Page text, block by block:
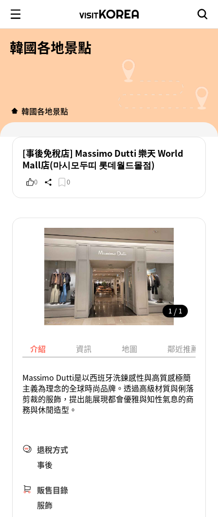
韓國各地景點
韓國各地景點
[事後免稅店] Massimo Dutti 樂天 World
Mall店(마시모두띠 롯데월드몰점)
0 0
1 / 1
介紹 資訊 地圖 鄰近推薦景點
Massimo Dutti是以西班牙洗鍊感性與高質感極簡
主義為理念的全球時尚品牌。透過高級材質與俐落
剪裁的服飾，提出能展現都會優雅與知性氣息的商
務與休閒造型。
退稅方式
事後
販售目錄
服飾